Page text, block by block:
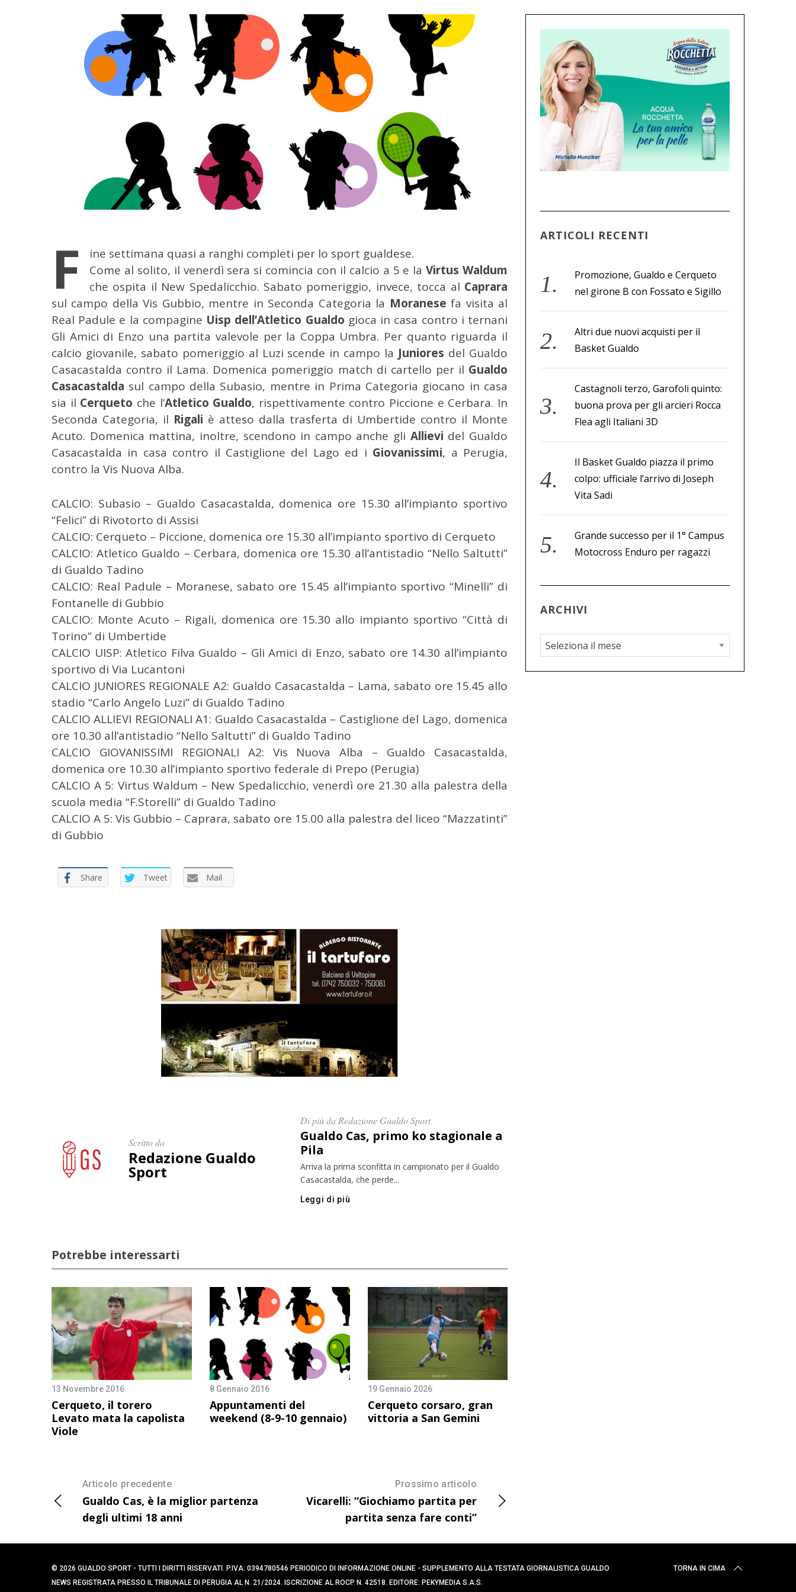
F
ine settimana quasi a ranghi completi per lo sport gualdese.
Come al solito, il venerdì sera si comincia con il calcio a 5 e laVirtus Waldum
che ospita il New Spedalicchio. Sabato pomeriggio, invece, tocca al Caprara
sul campo della Vis Gubbio, mentre in Seconda Categoria la Moranese fa visita al
Real Padule e la compagine Uisp dell’Atletico Gualdo gioca in casa contro i ternani
Gli Amici di Enzo una partita valevole per la Coppa Umbra. Per quanto riguarda il
calcio giovanile, sabato pomeriggio al Luzi scende in campo la Juniores del Gualdo
Casacastalda contro il Lama. Domenica pomeriggio match di cartello per il Gualdo
Casacastalda sul campo della Subasio, mentre in Prima Categoria giocano in casa
sia il Cerqueto che l’Atletico Gualdo, rispettivamente contro Piccione e Cerbara. In
Seconda Categoria, il Rigali è atteso dalla trasferta di Umbertide contro il Monte
Acuto. Domenica mattina, inoltre, scendono in campo anche gli Allievi del Gualdo
Casacastalda in casa contro il Castiglione del Lago ed i Giovanissimi, a Perugia,
contro la Vis Nuova Alba.
CALCIO: Subasio – Gualdo Casacastalda, domenica ore 15.30 all’impianto sportivo
“Felici” di Rivotorto di Assisi
CALCIO: Cerqueto – Piccione, domenica ore 15.30 all’impianto sportivo di Cerqueto
CALCIO: Atletico Gualdo – Cerbara, domenica ore 15.30 all’antistadio “Nello Saltutti”
di Gualdo Tadino
CALCIO: Real Padule – Moranese, sabato ore 15.45 all’impianto sportivo “Minelli” di
Fontanelle di Gubbio
CALCIO: Monte Acuto – Rigali, domenica ore 15.30 allo impianto sportivo “Città di
Torino” di Umbertide
CALCIO UISP: Atletico Filva Gualdo – Gli Amici di Enzo, sabato ore 14.30 all’impianto
sportivo di Via Lucantoni
CALCIO JUNIORES REGIONALE A2: Gualdo Casacastalda – Lama, sabato ore 15.45 allo
stadio “Carlo Angelo Luzi” di Gualdo Tadino
CALCIO ALLIEVI REGIONALI A1: Gualdo Casacastalda – Castiglione del Lago, domenica
ore 10.30 all’antistadio “Nello Saltutti” di Gualdo Tadino
CALCIO GIOVANISSIMI REGIONALI A2: Vis Nuova Alba – Gualdo Casacastalda,
domenica ore 10.30 all’impianto sportivo federale di Prepo (Perugia)
CALCIO A 5: Virtus Waldum – New Spedalicchio, venerdì ore 21.30 alla palestra della
scuola media “F.Storelli” di Gualdo Tadino
CALCIO A 5: Vis Gubbio – Caprara, sabato ore 15.00 alla palestra del liceo “Mazzatinti”
di Gubbio
Share Tweet Mail
Scritto da
Redazione Gualdo
Sport
Di più da Redazione Gualdo Sport
Gualdo Cas, primo ko stagionale a
Pila
Arriva la prima sconfitta in campionato per il Gualdo
Casacastalda, che perde...
Leggi di più
Potrebbe interessarti
13 Novembre 2016
Cerqueto, il torero
Levato mata la capolista
Viole
8 Gennaio 2016
Appuntamenti del
weekend (8-9-10 gennaio)
19 Gennaio 2026
Cerqueto corsaro, gran
vittoria a San Gemini
Articolo precedente
Gualdo Cas, è la miglior partenza
degli ultimi 18 anni
Prossimo articolo
Vicarelli: “Giochiamo partita per
partita senza fare conti”
ARTICOLI RECENTI
Promozione, Gualdo e Cerqueto
nel girone B con Fossato e Sigillo
Altri due nuovi acquisti per il
Basket Gualdo
Castagnoli terzo, Garofoli quinto:
buona prova per gli arcieri Rocca
Flea agli Italiani 3D
Il Basket Gualdo piazza il primo
colpo: ufficiale l’arrivo di Joseph
Vita Sadi
Grande successo per il 1° Campus
Motocross Enduro per ragazzi
ARCHIVI
A
r
c
© 2026 GUALDO SPORT - TUTTI I DIRITTI RISERVATI. P.IVA: 0394780546 PERIODICO DI INFORMAZIONE ONLINE - SUPPLEMENTO ALLA TESTATA GIORNALISTICA GUALDO
NEWS REGISTRATA PRESSO IL TRIBUNALE DI PERUGIA AL N. 21/2024. ISCRIZIONE AL ROCP N. 42518. EDITORE: PEKYMEDIA S.A.S.
TORNA IN CIMA
C
e
r
c
p
e
r
: